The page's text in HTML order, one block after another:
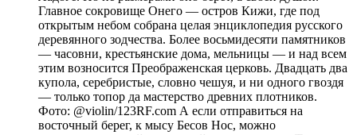
Главное сокровище Онего — остров Кижи, где под
открытым небом собрана целая энциклопедия русского
деревянного зодчества. Более восьмидесяти памятников
— часовни, крестьянские дома, мельницы — и над всем
этим возносится Преображенская церковь. Двадцать два
купола, серебристые, словно чешуя, и ни одного гвоздя
— только топор да мастерство древних плотников.
Фото: @violin/123RF.com А если отправиться на
восточный берег, к мысу Бесов Нос, можно